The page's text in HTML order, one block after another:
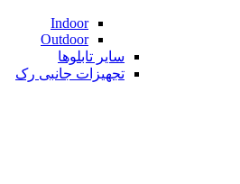
Indoor
Outdoor
سایر تابلوها
تجهیزات جانبی رک